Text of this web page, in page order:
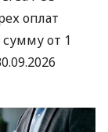
оплат
сумму от 1